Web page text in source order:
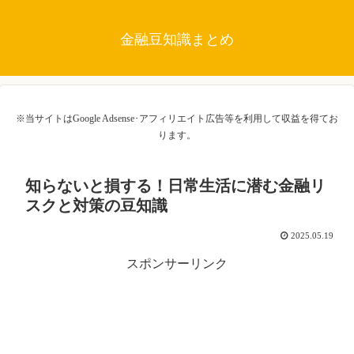
金融豆知識まとめ
※当サイトはGoogle Adsense･アフィリエイト広告等を利用して収益を得てお
ります。
知らないと損する！日常生活に潜む金融リ
スクと対策の豆知識
2025.05.19
スポンサーリンク